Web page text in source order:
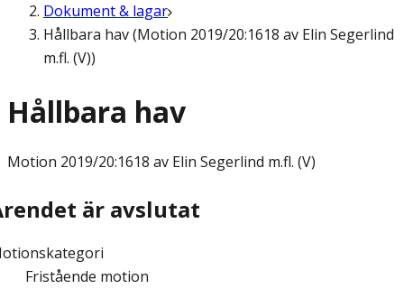
Dokument & lagar
Hållbara hav (Motion 2019/20:1618 av Elin Segerlind
m.fl. (V))
Hållbara hav
Motion 2019/20:1618 av Elin Segerlind m.fl. (V)
är avslutat
Fristående motion